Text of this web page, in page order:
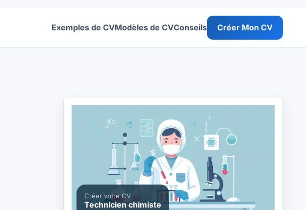
Exemples de CVModèles de CVConseils Créer Mon CV
Créer votre CV
Technicien chimiste